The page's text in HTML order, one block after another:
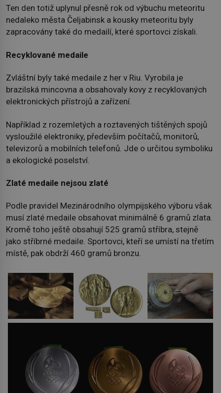
Ten den totiž uplynul přesně rok od výbuchu meteoritu
nedaleko města Čeljabinsk a kousky meteoritu byly
zapracovány také do medailí, které sportovci získali.
Recyklované medaile
Zvláštní byly také medaile z her v Riu. Vyrobila je
brazilská mincovna a obsahovaly kovy z recyklovaných
elektronických přístrojů a zařízení.
Například z rozemletých a roztavených tištěných spojů
vysloužilé elektroniky, především počítačů, monitorů,
televizorů a mobilních telefonů. Jde o určitou symboliku
a ekologické poselství.
Zlaté medaile nejsou zlaté
Podle pravidel Mezinárodního olympijského výboru však
musí zlaté medaile obsahovat minimálně 6 gramů zlata.
Kromě toho ještě obsahují 525 gramů stříbra, stejně
jako stříbrné medaile. Sportovci, kteří se umístí na třetím
místě, pak obdrží 460 gramů bronzu.